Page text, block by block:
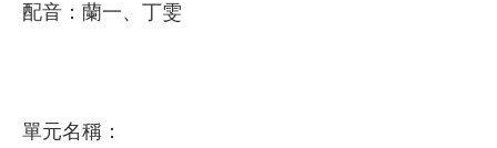
配音：蘭一、丁雯
單元名稱：